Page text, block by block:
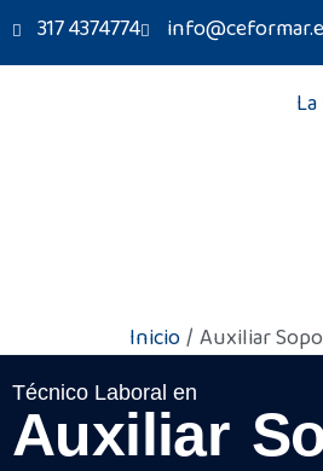
317 4374774
Inicio Auxiliar
Técnico Laboral en
Auxiliar